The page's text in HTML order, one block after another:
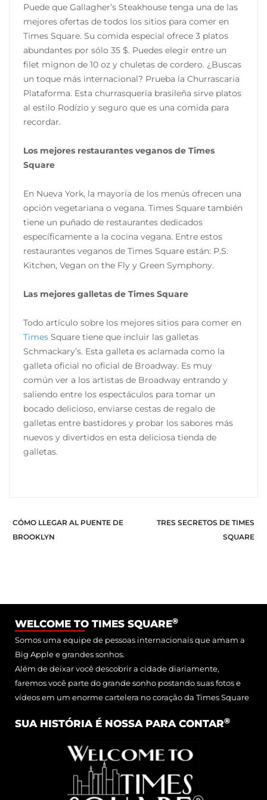
Puede que Gallagher’s Steakhouse tenga una de las
mejores ofertas de todos los sitios para comer en
Times Square. Su comida especial ofrece 3 platos
abundantes por sólo 35 $. Puedes elegir entre un
filet mignon de 10 oz y chuletas de cordero. ¿Buscas
un toque más internacional? Prueba la Churrascaria
Plataforma. Esta churrasquería brasileña sirve platos
al estilo Rodízio y seguro que es una comida para
recordar.
Los mejores restaurantes veganos de Times
Square
En Nueva York, la mayoría de los menús ofrecen una
opción vegetariana o vegana. Times Square también
tiene un puñado de restaurantes dedicados
específicamente a la cocina vegana. Entre estos
restaurantes veganos de Times Square están: P.S.
Kitchen, Vegan on the Fly y Green Symphony.
Las mejores galletas de Times Square
Todo artículo sobre los mejores sitios para comer en
Times Square tiene que incluir las galletas
Schmackary’s. Esta galleta es aclamada como la
galleta oficial no oficial de Broadway. Es muy
común ver a los artistas de Broadway entrando y
saliendo entre los espectáculos para tomar un
bocado delicioso, enviarse cestas de regalo de
galletas entre bastidores y probar los sabores más
nuevos y divertidos en esta deliciosa tienda de
galletas.
CÓMO LLEGAR AL PUENTE DE
BROOKLYN
TRES SECRETOS DE TIMES
SQUARE
WELCOME TO TIMES SQUARE®
Somos uma equipe de pessoas internacionais que amam a
Big Apple e grandes sonhos.
Além de deixar você descobrir a cidade diariamente,
faremos você parte do grande sonho postando suas fotos e
vídeos em um enorme cartelera no coração da Times Square
SUA HISTÓRIA É NOSSA PARA CONTAR®